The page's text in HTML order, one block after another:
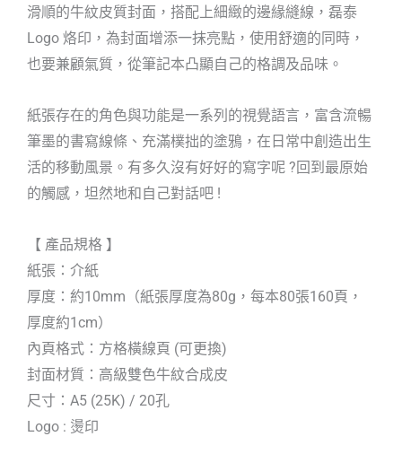
滑順的牛紋皮質封面，搭配上細緻的邊緣縫線， 磊泰
Logo 烙印，為封面增添一抹亮點，使用舒適的同時，
也要兼顧氣質，從筆記本凸顯自己的格調及品味。
紙張存在的角色與功能是一系列的視覺語言，富含流暢
筆墨的書寫線條、充滿樸拙的塗鴉，在日常中創造出生
活的移動風景。有多久沒有好好的寫字呢 ?回到最原始
的觸感，坦然地和自己對話吧 !
【 產品規格 】
紙張：介紙
厚度：約10mm（紙張厚度為80g，每本80張160頁，
厚度約1cm）
內頁格式：方格橫線頁 (可更換)
封面材質：高級雙色牛紋合成皮
尺寸：A5 (25K) / 20孔
Logo : 燙印